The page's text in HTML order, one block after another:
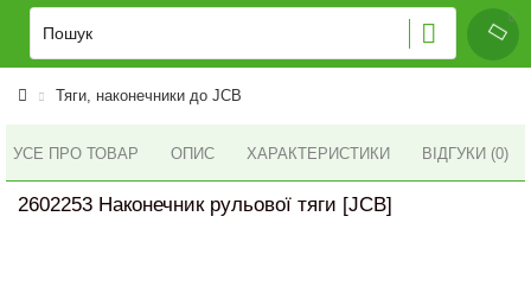
Тяги, наконечники до JCB
УСЕ ПРО ТОВАР ОПИС ХАРАКТЕРИСТИКИ ВІДГУКИ (0)
2602253 Наконечник рульової тяги [JCB]